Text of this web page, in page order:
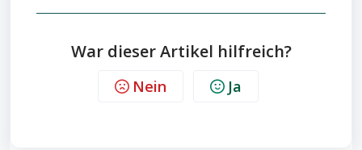
War dieser Artikel hilfreich?
Nein Ja